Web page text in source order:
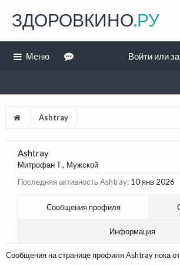
Ashtray
Ashtray
Митрофан Т., Мужской
Последняя активность Ashtray: 10 янв 2026
Сообщения профиля
Информация
Сообщения на странице профиля Ashtray пока
ЗДОРОВКИНО.РУ
Меню Войти или